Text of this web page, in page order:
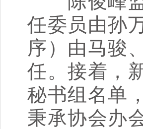
任委员由孙
序）由马骏
任。接着，
秘书组名单
秉承协会办